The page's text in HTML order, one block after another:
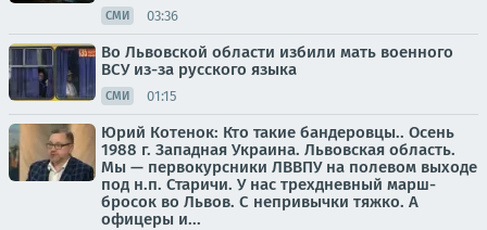
СМИ 03:36
Во Львовской области избили мать военного
ВСУ из-за русского языка
СМИ 01:15
Юрий Котенок: Кто такие бандеровцы.. Осень
1988 г. Западная Украина. Львовская область.
Мы — первокурсники ЛВВПУ на полевом выходе
под н.п. Старичи. У нас трехдневный марш-
бросок во Львов. С непривычки тяжко. А
офицеры и...